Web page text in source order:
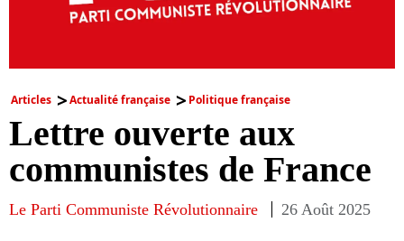
Articles Actualité française Politique française
Lettre ouverte aux
communistes de France
Le Parti Communiste Révolutionnaire 26 Août 2025